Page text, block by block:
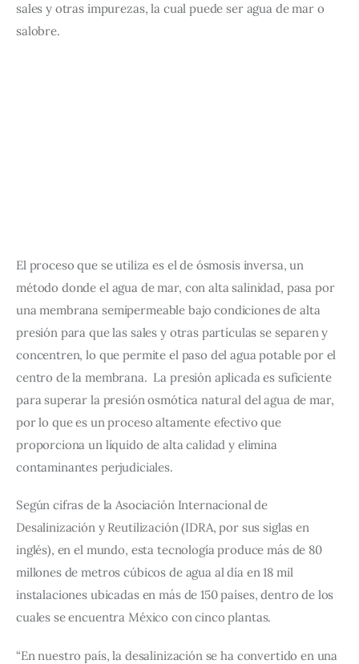
sales y otras impurezas, la cual puede ser agua de mar o
salobre.
El proceso que se utiliza es el de ósmosis inversa, un
método donde el agua de mar, con alta salinidad, pasa por
una membrana semipermeable bajo condiciones de alta
presión para que las sales y otras partículas se separen y
concentren, lo que permite el paso del agua potable por el
centro de la membrana.  La presión aplicada es suficiente
para superar la presión osmótica natural del agua de mar,
por lo que es un proceso altamente efectivo que
proporciona un líquido de alta calidad y elimina
contaminantes perjudiciales.
Según cifras de la Asociación Internacional de
Desalinización y Reutilización (IDRA, por sus siglas en
inglés), en el mundo, esta tecnología produce más de 80
millones de metros cúbicos de agua al día en 18 mil
instalaciones ubicadas en más de 150 países, dentro de los
cuales se encuentra México con cinco plantas.
“En nuestro país, la desalinización se ha convertido en una